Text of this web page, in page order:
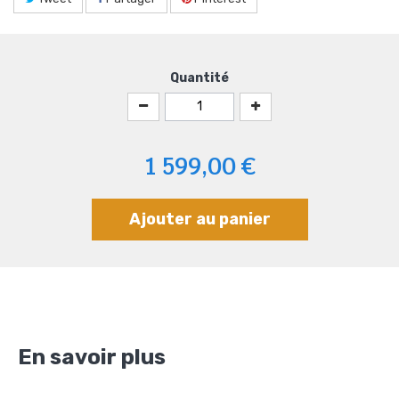
Quantité
1 599,00 €
Ajouter au panier
En savoir plus